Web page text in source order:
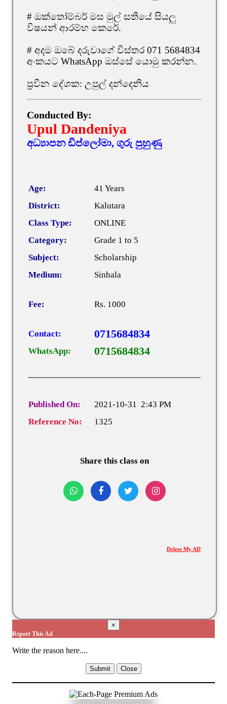
# ඔක්තෝම්බර් මස මුල් සතියේ සියලු
විෂයන් ආරම්භ කෙරේ.
# අදම ඔබේ දරුවාගේ විස්තර 071 5684834
අංකයට WhatsApp ඔස්සේ යොමු කරන්න.
ප්‍රවීන දේශක: උපුල් දන්දෙනිය
Conducted By:
Upul Dandeniya
අධ්‍යාපන ඩිප්ලෝමා, ගුරු පුහුණු
Age:
41 Years
District:
Kalutara
Class Type:
ONLINE
Category:
Grade 1 to 5
Subject:
Scholarship
Medium:
Sinhala
Fee: Rs. 1000
Contact: 0715684834
WhatsApp: 0715684834
Published On:
2021-10-31 2:43 PM
Reference No:
1325
Share this class on
Delete My AD
×
Report This Ad
Write the reason here....
Submit Close